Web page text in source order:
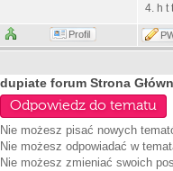
4. h t
Profil
dupiate forum Strona
Odpowiedz do tematu
Nie możesz pisać nowych
Nie możesz odpowiadać w
Nie możesz zmieniać swoich